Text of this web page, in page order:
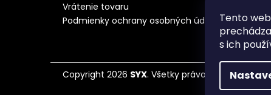
Tento
s ich
Vrátenie tovaru
Podmienky ochrany osobných údajov
Copyright 2026 SYX. Všetky práva vyhradené.